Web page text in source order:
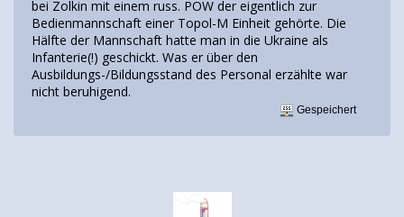
bei Zolkin mit einem russ. POW der eigentlich zur
Bedienmannschaft einer Topol-M Einheit gehörte. Die
Hälfte der Mannschaft hatte man in die Ukraine als
Infanterie(!) geschickt. Was er über den
Ausbildungs-/Bildungsstand des Personal erzählte war
nicht beruhigend.
Gespeichert